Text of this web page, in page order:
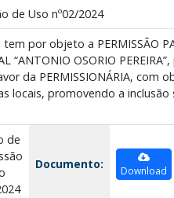
de Uso nº02/2024
por objeto a PERMISSÃO
“ANTONIO OSORIO
da PERMISSIONÁRIA, com
locais, promovendo a inclusão
de
Documento: Download